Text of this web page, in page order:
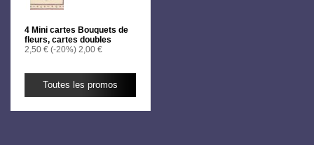
4 Mini cartes Bouquets de
fleurs, cartes doubles
2,50 € (-20%) 2,00 €
Toutes les promos